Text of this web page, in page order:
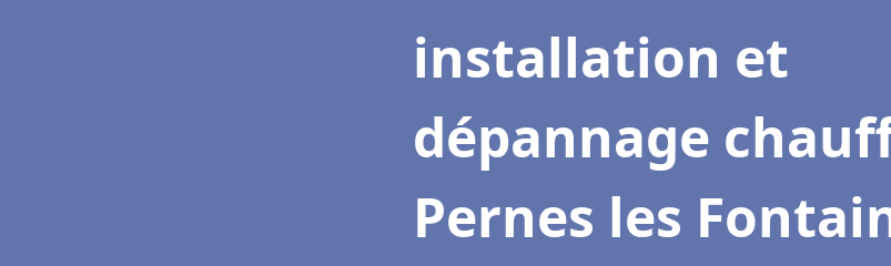
installation et
dépannage
Pernes les